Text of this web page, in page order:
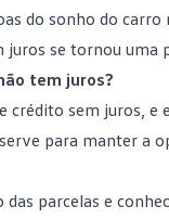
do sonho do carro
se tornou
tem juros?
crédito sem juros, e
para manter a
das parcelas e